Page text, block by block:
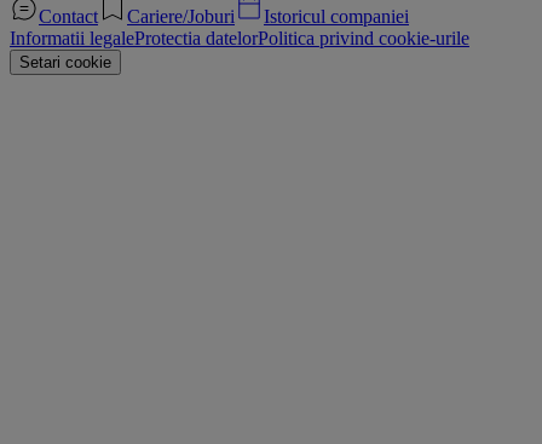
Contact Cariere/Joburi
Istoricul companiei
Informatii legaleProtectia datelorPolitica privind cookie-urile
Setari cookie